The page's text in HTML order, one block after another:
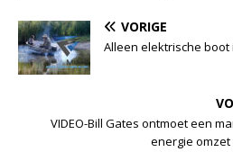
VORIGE
Alleen elektrische
VIDEO-Bill Gates ontmoet een
energie